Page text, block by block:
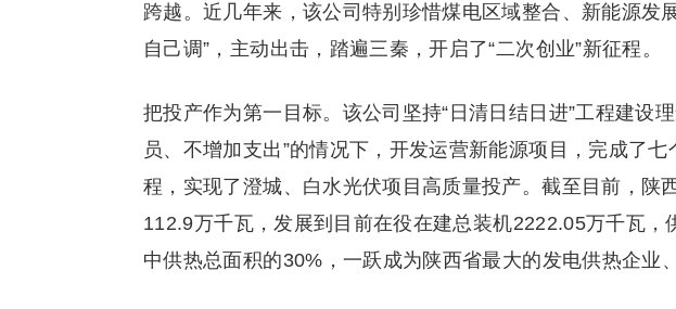
跨越。近几年来，该公司特别珍惜煤电区域整合、新能源发
自己调”，主动出击，踏遍三秦，开启了“二次创业”新征程。
把投产作为第一目标。该公司坚持“日清日结日进”工程建设
员、不增加支出”的情况下，开发运营新能源项目，完成了
程，实现了澄城、白水光伏项目高质量投产。截至目前，陕
112.9万千瓦，发展到目前在役在建总装机2222.05万千瓦，
中供热总面积的30%，一跃成为陕西省最大的发电供热企业